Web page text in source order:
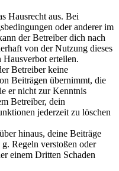
Hausrecht aus. Bei
oder anderer im
der Betreiber dich nach
von der Nutzung dieses
Hausverbot erteilen.
Betreiber keine
Beiträgen übernimmt, die
er nicht zur Kenntnis
Betreiber, dein
jederzeit zu löschen
hinaus, deine Beiträge
Regeln verstoßen oder
einem Dritten Schaden